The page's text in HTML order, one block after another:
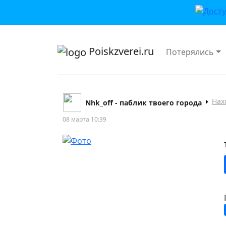
Poiskzverei.ru Потерялись
Nhk_off - паблик твоего города
08 марта 10:39